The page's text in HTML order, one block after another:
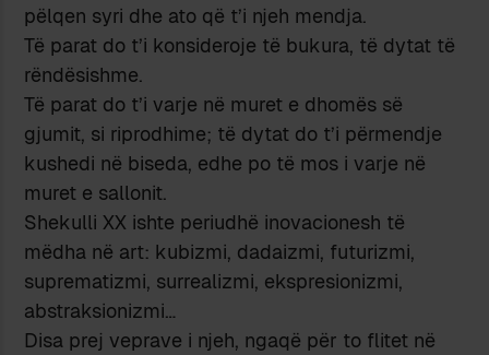
pëlqen syri dhe ato që t’i njeh mendja.
Të parat do t’i konsideroje të bukura, të dytat të
rëndësishme.
Të parat do t’i varje në muret e dhomës së
gjumit, si riprodhime; të dytat do t’i përmendje
kushedi në biseda, edhe po të mos i varje në
muret e sallonit.
Shekulli XX ishte periudhë inovacionesh të
mëdha në art: kubizmi, dadaizmi, futurizmi,
suprematizmi, surrealizmi, ekspresionizmi,
abstraksionizmi…
Disa prej veprave i njeh, ngaqë për to flitet në